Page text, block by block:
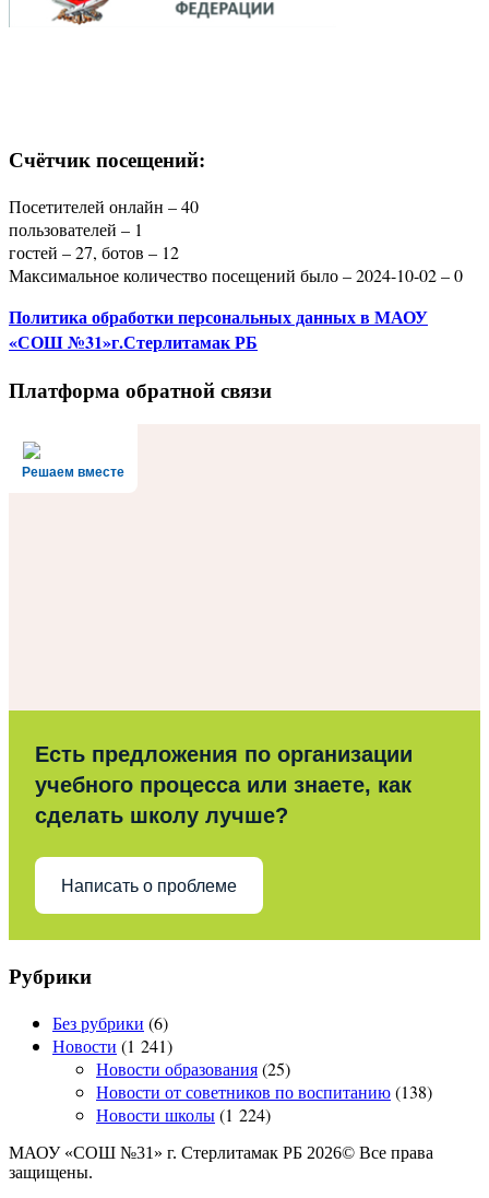
Счётчик посещений:
Посетителей онлайн – 40
пользователей – 1
гостей – 27, ботов – 12
Максимальное количество посещений было – 2024-10-02 – 0
Политикаобработки персональных данныхв МАОУ
«СОШ №31»г.Стерлитамак РБ
Платформа обратной связи
Решаем вместе
Есть предложения по организации
учебного процесса или знаете, как
сделать школу лучше?
Написать о проблеме
Рубрики
Без рубрики (6)
Новости (1 241)
Новости образования(25)
Новости от советников по воспитанию(138)
Новости школы(1 224)
МАОУ «СОШ №31» г. Стерлитамак РБ 2026© Все права
защищены.